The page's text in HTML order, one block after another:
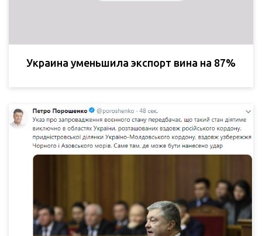
Украина уменьшила экспорт вина на 87%